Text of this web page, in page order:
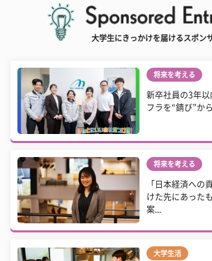
大学生にきっかけを届けるスポン
将来を考える
新卒社員の3年
フラを“錆び”か
将来を考える
「日本経済への
けた先にあった
案...
大学生活